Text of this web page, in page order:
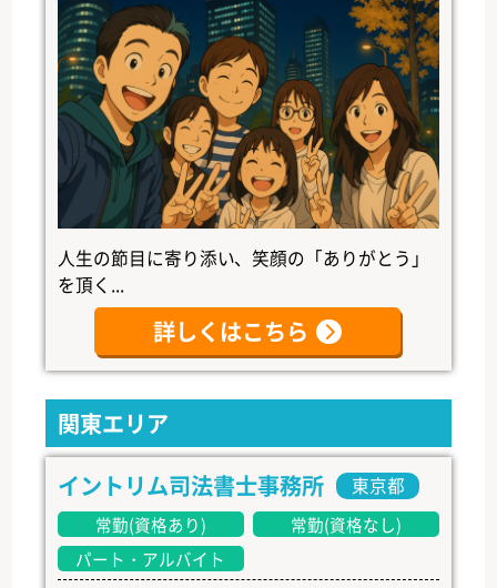
人生の節目に寄り添い、笑顔の「ありがとう」
を頂く...
詳しくはこちら
関東エリア
イントリム司法書士事務所
東京都
常勤(資格あり)
常勤(資格なし)
パート・アルバイト